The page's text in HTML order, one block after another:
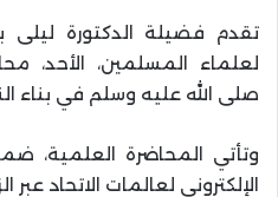
تقدم فضيلة الدكتورة ليلى
لعلماء المسلمين، الأحد،
صلى الله عليه وسلم في بناء
وتأتي المحاضرة العلمية،
الإلكتروني لعالمات الاتحاد عبر